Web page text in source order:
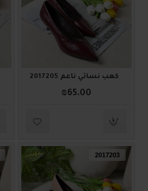
كعب نسائي ناعم 2017205
₪65.00
2017203